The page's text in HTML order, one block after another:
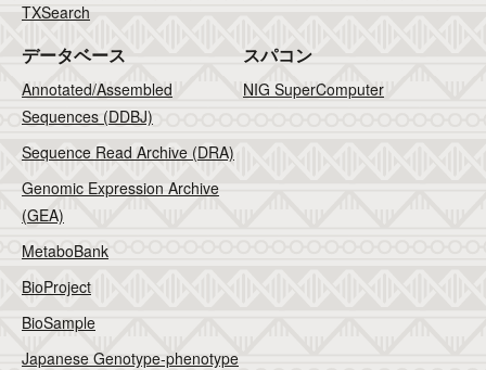
TXSearch
データベース
Annotated/Assembled
Sequences (DDBJ)
Sequence Read Archive (DRA)
Genomic Expression Archive
(GEA)
MetaboBank
BioProject
BioSample
Japanese Genotype-phenotype
スパコン
NIG SuperComputer